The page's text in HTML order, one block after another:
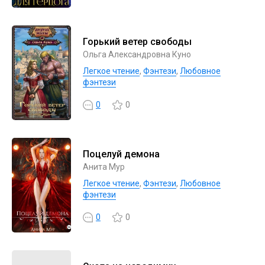
Горький ветер свободы
Ольга Александровна Куно
Легкое чтение, Фэнтези, Любовное
фэнтези
0 0
Поцелуй демона
Анита Мур
Легкое чтение, Фэнтези, Любовное
фэнтези
0 0